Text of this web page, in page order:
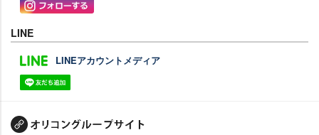
LINE
LINEアカウントメディア